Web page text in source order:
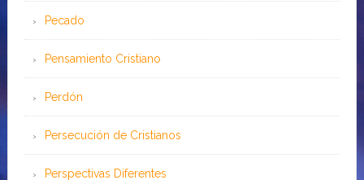
Pecado
Pensamiento Cristiano
Perdón
Persecución de Cristianos
Perspectivas Diferentes